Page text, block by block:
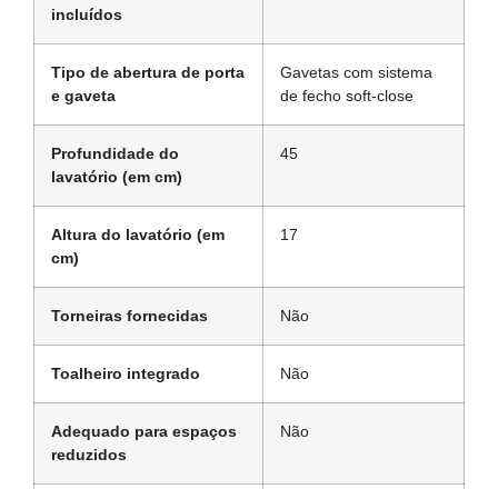
incluídos
Tipo de abertura de porta
e gaveta
Gavetas com sistema
de fecho soft-close
Profundidade do
lavatório (em cm)
45
Altura do lavatório (em
cm)
17
Torneiras fornecidas Não
Toalheiro integrado Não
Adequado para espaços
reduzidos
Não